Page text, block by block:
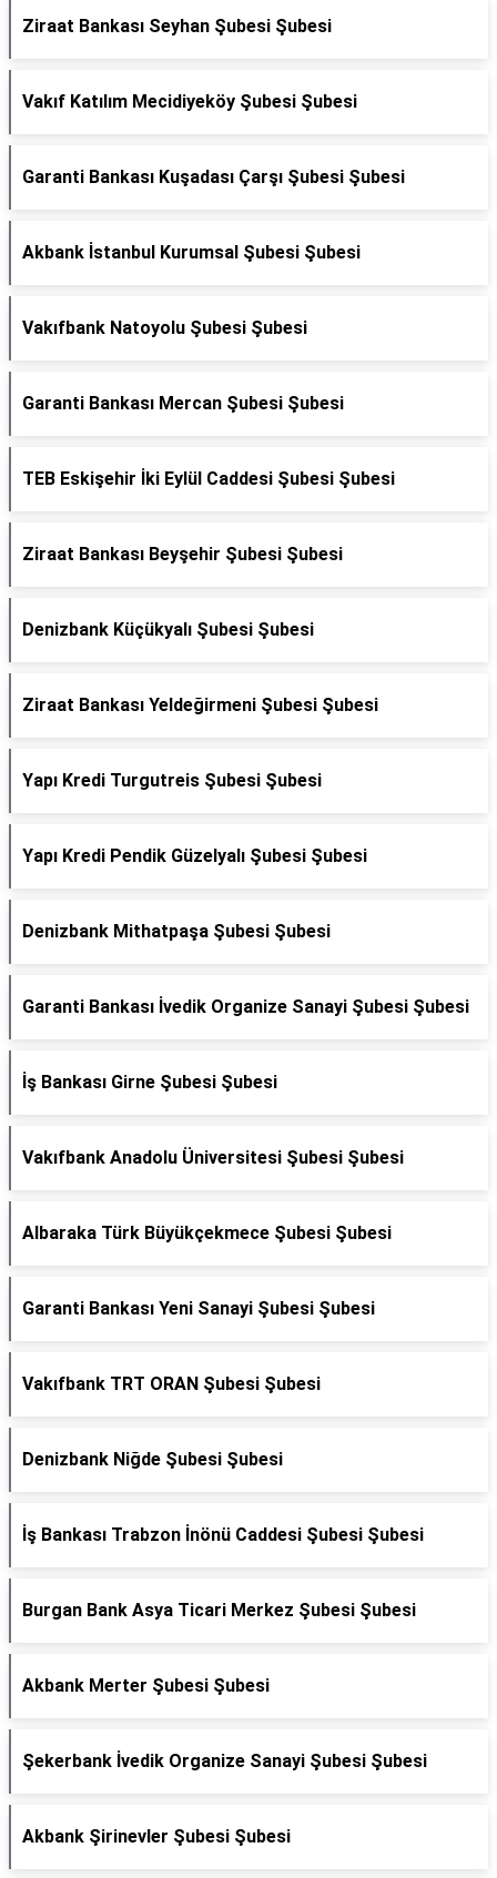
Ziraat Bankası Seyhan Şubesi Şubesi
Vakıf Katılım Mecidiyeköy Şubesi Şubesi
Garanti Bankası Kuşadası Çarşı Şubesi Şubesi
Akbank İstanbul Kurumsal Şubesi Şubesi
Vakıfbank Natoyolu Şubesi Şubesi
Garanti Bankası Mercan Şubesi Şubesi
TEB Eskişehir İki Eylül Caddesi Şubesi Şubesi
Ziraat Bankası Beyşehir Şubesi Şubesi
Denizbank Küçükyalı Şubesi Şubesi
Ziraat Bankası Yeldeğirmeni Şubesi Şubesi
Yapı Kredi Turgutreis Şubesi Şubesi
Yapı Kredi Pendik Güzelyalı Şubesi Şubesi
Denizbank Mithatpaşa Şubesi Şubesi
Garanti Bankası İvedik Organize Sanayi Şubesi Şubesi
İş Bankası Girne Şubesi Şubesi
Vakıfbank Anadolu Üniversitesi Şubesi Şubesi
Albaraka Türk Büyükçekmece Şubesi Şubesi
Garanti Bankası Yeni Sanayi Şubesi Şubesi
Vakıfbank TRT ORAN Şubesi Şubesi
Denizbank Niğde Şubesi Şubesi
İş Bankası Trabzon İnönü Caddesi Şubesi Şubesi
Burgan Bank Asya Ticari Merkez Şubesi Şubesi
Akbank Merter Şubesi Şubesi
Şekerbank İvedik Organize Sanayi Şubesi Şubesi
Akbank Şirinevler Şubesi Şubesi